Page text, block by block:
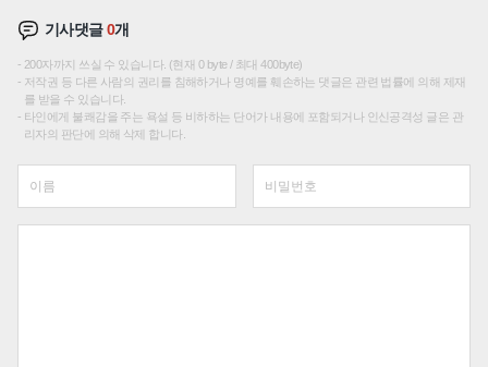
기사댓글0개
200자까지 쓰실 수 있습니다. (현재 0 byte / 최대 400byte)
저작권 등 다른 사람의 권리를 침해하거나 명예를 훼손하는 댓글은 관련 법률에 의해 제재
를 받을 수 있습니다.
타인에게 불쾌감을 주는 욕설 등 비하하는 단어가 내용에 포함되거나 인신공격성 글은 관
리자의 판단에 의해 삭제 합니다.